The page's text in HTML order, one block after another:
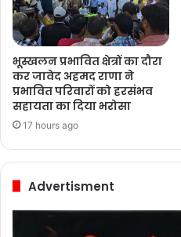
भूस्खलन प्रभावित क्षेत्रों का दौरा
कर जावेद अहमद राणा ने
प्रभावित परिवारों को हरसंभव
सहायता का दिया भरोसा
17 hours ago
Advertisment